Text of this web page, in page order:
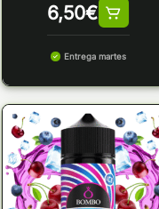
6,50€
Entrega martes